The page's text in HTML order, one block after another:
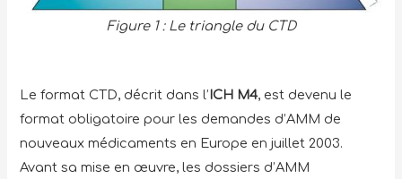
Figure 1 : Le triangle du CTD
Le format CTD, décrit dans l’ICH M4, est devenu le
format obligatoire pour les demandes d’AMM de
nouveaux médicaments en Europe en juillet 2003.
Avant sa mise en œuvre, les dossiers d’AMM